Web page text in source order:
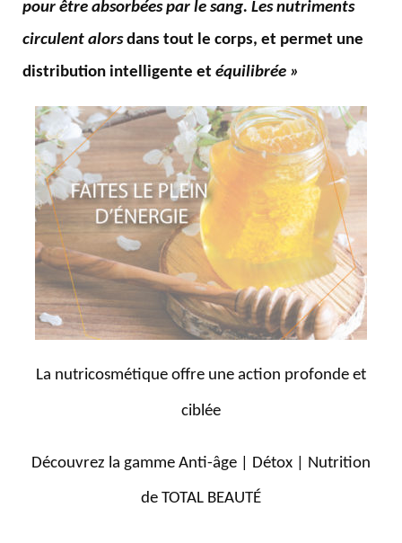
pour être absorbées par le sang. Les nutriments
circulent alorsdans tout le corps, et permet une
distribution intelligente et équilibrée »
La nutricosmétique offre une action profonde et
ciblée
Découvrez la gamme Anti-âge | Détox | Nutrition
de TOTAL BEAUTÉ